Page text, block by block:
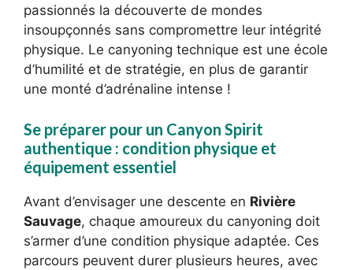
passionnés la découverte de mondes
insoupçonnés sans compromettre leur intégrité
physique. Le canyoning technique est une école
d’humilité et de stratégie, en plus de garantir
une monté d’adrénaline intense !
Se préparer pour un Canyon Spirit
authentique : condition physique et
équipement essentiel
Avant d’envisager une descente en Rivière
Sauvage, chaque amoureux du canyoning doit
s’armer d’une condition physique adaptée. Ces
parcours peuvent durer plusieurs heures, avec